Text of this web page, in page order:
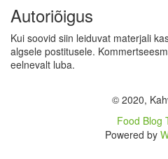
Autoriõigus
Kui soovid siin leiduvat materjali
algsele postitusele.
eelnevalt luba.
© 2020,
Food Blog
Powered by